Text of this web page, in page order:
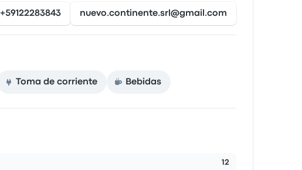
+59122283843 nuevo.continente.srl@gmail.com
Toma de corriente Bebidas
12